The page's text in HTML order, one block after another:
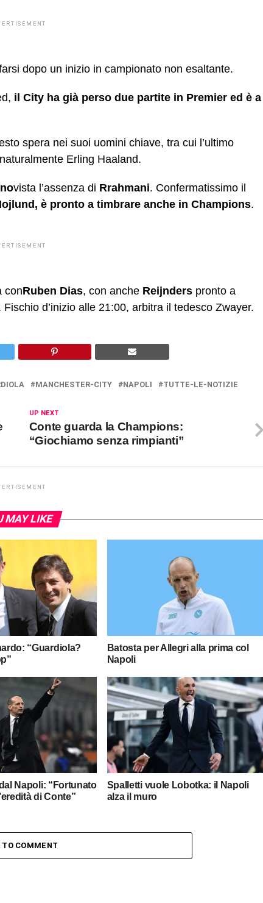
dopo un inizio in campionato non esaltante.
il City ha già perso due partite in Premier ed è a
spera nei suoi uomini chiave, tra cui l’ultimo
Erling Haaland.
vista l’assenza di Rrahmani. Confermatissimo il
è pronto a timbrare anche in Champions.
conRuben Dias, con anche Reijnders pronto a
d’inizio alle 21:00, arbitra il tedesco Zwayer.
MANCHESTER-CITY NAPOLI TUTTE-LE-NOTIZIE
UP NEXT
Conte guarda la Champions:
“Giochiamo senza rimpianti”
MAY LIKE
“Guardiola?
Batosta per Allegri alla prima col
Napoli
Napoli: “Fortunato
di Conte”
Spalletti vuole Lobotka: il Napoli
alza il muro
TO COMMENT